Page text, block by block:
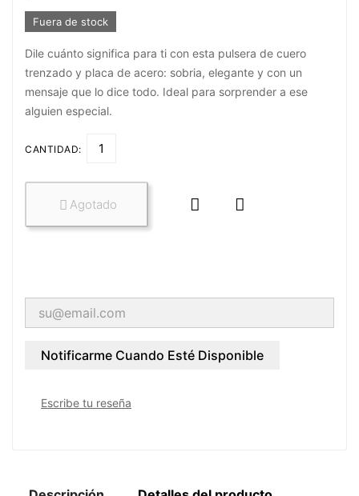
Fuera de stock
Dile cuánto significa para ti con esta pulsera de cuero
trenzado y placa de acero: sobria, elegante y con un
mensaje que lo dice todo. Ideal para sorprender a ese
alguien especial.
CANTIDAD:
 Agotado  
Notificarme Cuando Esté Disponible
Escribe tu reseña